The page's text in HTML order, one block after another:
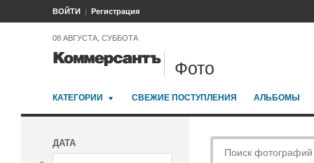
ВОЙТИ Регистрация
08 АВГУСТА, СУББОТА
Фото
КАТЕГОРИИ СВЕЖИЕ ПОСТУПЛЕНИЯ АЛЬБОМЫ
ДАТА